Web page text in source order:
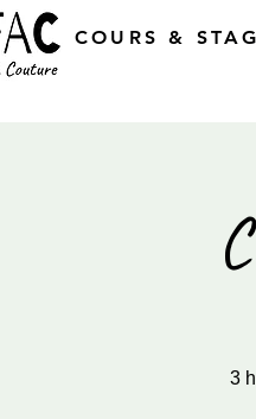
COURS &
3